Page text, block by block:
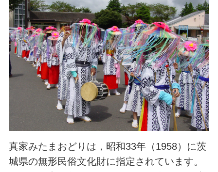
真家みたまおどりは，昭和33年（1958）に茨
城県の無形民俗文化財に指定されています。